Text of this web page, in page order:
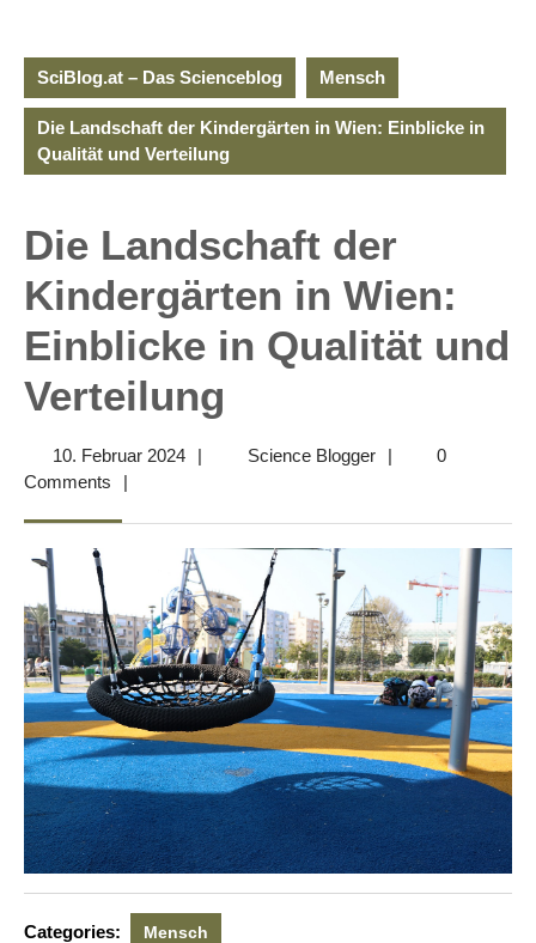
SciBlog.at – Das Scienceblog Mensch
Die Landschaft der Kindergärten in Wien: Einblicke in
Qualität und Verteilung
Die Landschaft der
Kindergärten in Wien:
Einblicke in Qualität und
Verteilung
10. Februar 202410.| Science BloggerScience
|
0
Comments
|
Categories: Mensch